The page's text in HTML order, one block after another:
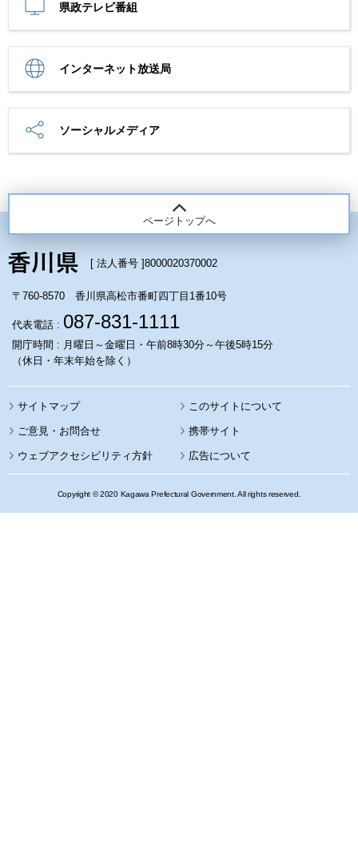
県政テレビ番組
インターネット放送局
ソーシャルメディア
ページトップへ
[ 法人番号 ]8000020370002
〒760-8570 香川県高松市番町四丁目1番10号
代表電話 : 087-831-1111
開庁時間 : 月曜日～金曜日・午前8時30分～午後5時15分
（休日・年末年始を除く）
サイトマップ このサイトについて
携帯サイト
ウェブアクセシビリティ方針 広告について
Copyright © 2020 Kagawa Prefectural Government. All rights reserved.